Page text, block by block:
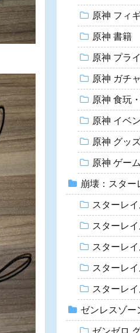
原神 フィ
原神 書籍
原神 プラ
原神 ガチ
原神 食玩
原神 イベ
原神 グッ
原神 ゲー
崩壊：スター
スターレ
スターレ
スターレ
スターレ
スターレ
ゼンレスゾー
ゼンゼロ